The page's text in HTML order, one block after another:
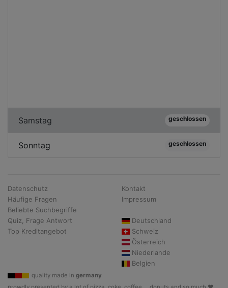
Samstag geschlossen
Sonntag geschlossen
Datenschutz
Häufige Fragen
Beliebte Suchbegriffe
Quiz, Frage Antwort
Top Kreditangebot
Kontakt
Impressum
Deutschland
Schweiz
Österreich
Niederlande
Belgien
quality made in germany